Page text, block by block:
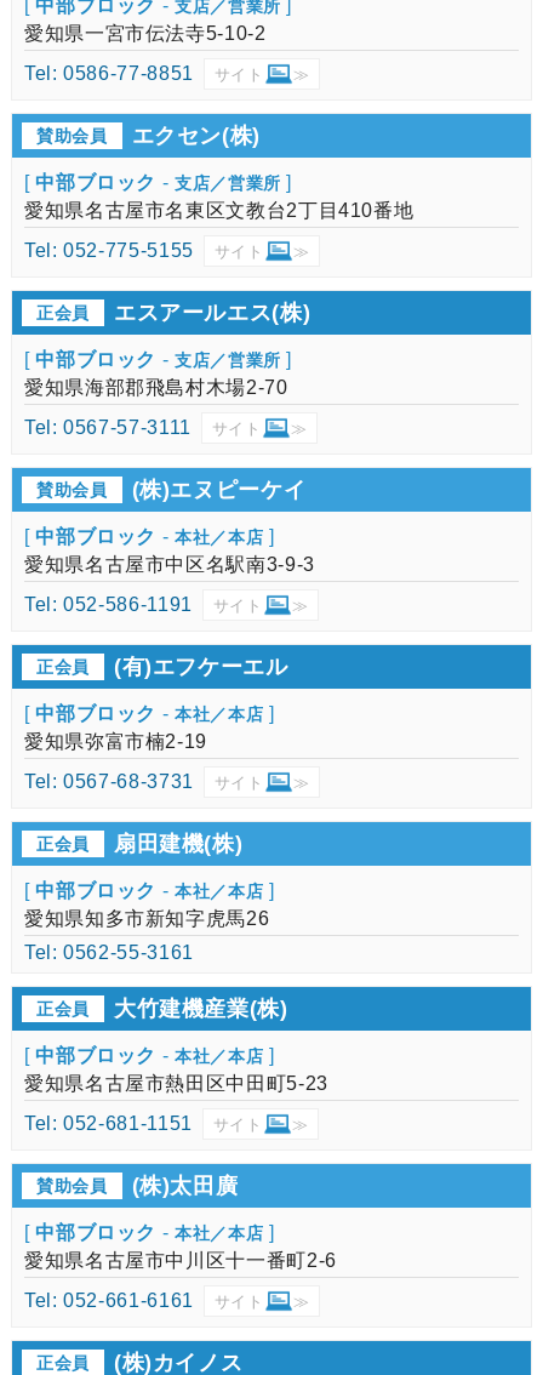
[中部ブロック - 支店／営業所 ]
愛知県一宮市伝法寺5-10-2
Tel: 0586-77-8851
サイト ≫
賛助会員 エクセン(株)
[中部ブロック - 支店／営業所 ]
愛知県名古屋市名東区文教台2丁目410番地
Tel: 052-775-5155
サイト ≫
正会員 エスアールエス(株)
[中部ブロック - 支店／営業所 ]
愛知県海部郡飛島村木場2-70
Tel: 0567-57-3111
サイト ≫
賛助会員 (株)エヌピーケイ
[中部ブロック - 本社／本店 ]
愛知県名古屋市中区名駅南3-9-3
Tel: 052-586-1191
サイト ≫
正会員 (有)エフケーエル
[中部ブロック - 本社／本店 ]
愛知県弥富市楠2-19
Tel: 0567-68-3731
サイト ≫
正会員 扇田建機(株)
[中部ブロック - 本社／本店 ]
愛知県知多市新知字虎馬26
Tel: 0562-55-3161
正会員 大竹建機産業(株)
[中部ブロック - 本社／本店 ]
愛知県名古屋市熱田区中田町5-23
Tel: 052-681-1151
サイト ≫
賛助会員 (株)太田廣
[中部ブロック - 本社／本店 ]
愛知県名古屋市中川区十一番町2-6
Tel: 052-661-6161
サイト ≫
正会員 (株)カイノス